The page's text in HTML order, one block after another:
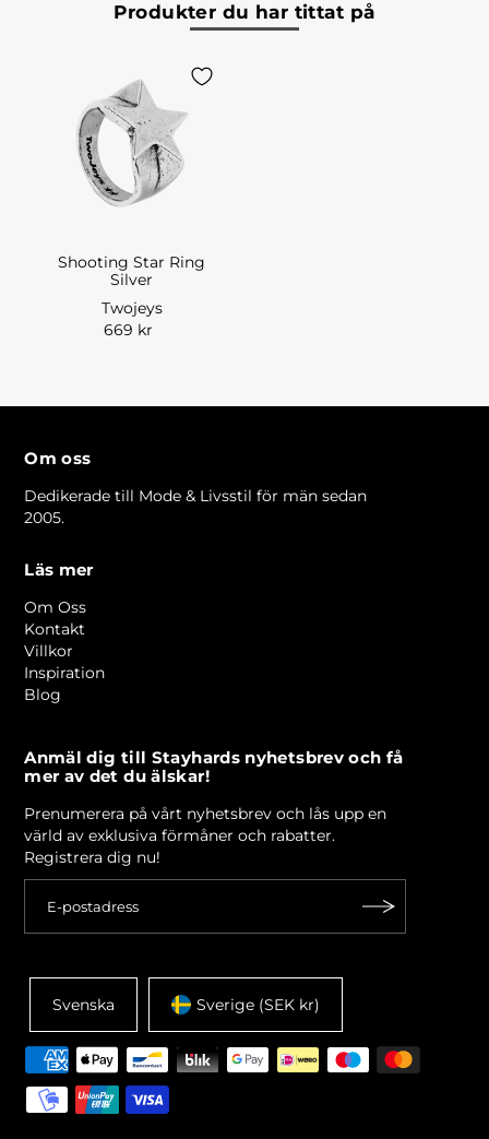
Produkter du har tittat på
Shooting Star Ring
Silver
Twojeys
669 kr
Om oss
Dedikerade till Mode & Livsstil för män sedan
2005.
Läs mer
Om Oss
Kontakt
Villkor
Inspiration
Blog
Anmäl dig till Stayhards nyhetsbrev och få
mer av det du älskar!
Prenumerera på vårt nyhetsbrev och lås upp en
värld av exklusiva förmåner och rabatter.
Registrera dig nu!
Svenska Sverige (SEK kr)